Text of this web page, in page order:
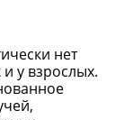
нет
у взрослых.